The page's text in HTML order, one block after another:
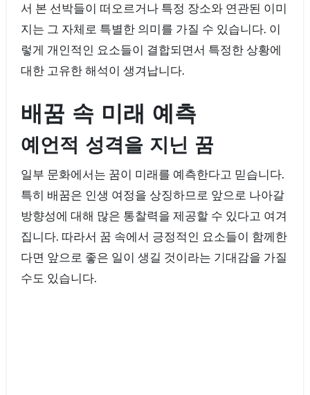
서 본 선박들이 떠오르거나 특정 장소와 연관된 이미
지는 그 자체로 특별한 의미를 가질 수 있습니다. 이
렇게 개인적인 요소들이 결합되면서 특정한 상황에
대한 고유한 해석이 생겨납니다.
배꿈 속 미래 예측
예언적 성격을 지닌 꿈
일부 문화에서는 꿈이 미래를 예측한다고 믿습니다.
특히 배꿈은 인생 여정을 상징하므로 앞으로 나아갈
방향성에 대해 많은 통찰력을 제공할 수 있다고 여겨
집니다. 따라서 꿈 속에서 긍정적인 요소들이 함께한
다면 앞으로 좋은 일이 생길 것이라는 기대감을 가질
수도 있습니다.